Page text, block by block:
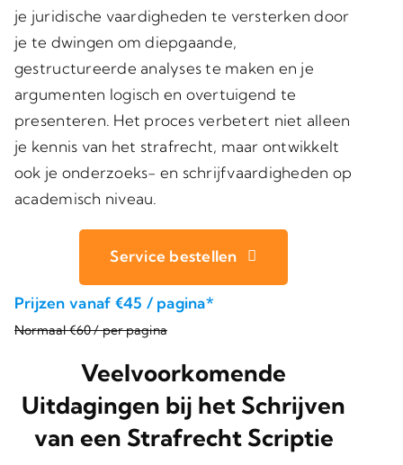
je juridische vaardigheden te versterken door
je te dwingen om diepgaande,
gestructureerde analyses te maken en je
argumenten logisch en overtuigend te
presenteren. Het proces verbetert niet alleen
je kennis van het strafrecht, maar ontwikkelt
ook je onderzoeks- en schrijfvaardigheden op
academisch niveau.
Service bestellen
Prijzen vanaf €45 / pagina*
Normaal €60 / per pagina
Veelvoorkomende
Uitdagingen bij het Schrijven
van een Strafrecht Scriptie